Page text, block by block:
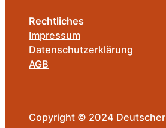
Rechtliches
Impressum
Datenschutzerklärung
AGB
Copyright © 2024 Deutscher